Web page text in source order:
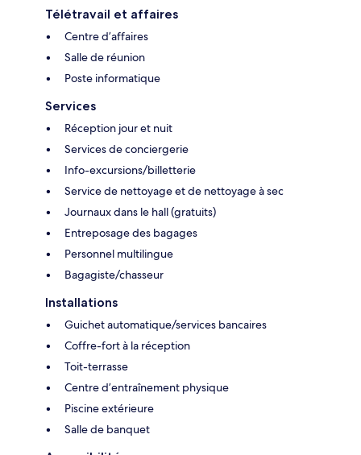
Télétravail et affaires
Centre d’affaires
Salle de réunion
Poste informatique
Services
Réception jour et nuit
Services de conciergerie
Info-excursions/billetterie
Service de nettoyage et de nettoyage à sec
Journaux dans le hall (gratuits)
Entreposage des bagages
Personnel multilingue
Bagagiste/chasseur
Installations
Guichet automatique/services bancaires
Coffre-fort à la réception
Toit-terrasse
Centre d’entraînement physique
Piscine extérieure
Salle de banquet